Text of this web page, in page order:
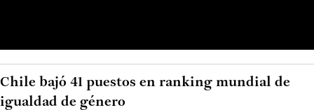
Chile bajó 41 puestos en ranking mundial de
igualdad de género